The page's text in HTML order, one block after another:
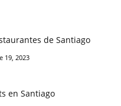
de Santiago
19, 2023
en Santiago